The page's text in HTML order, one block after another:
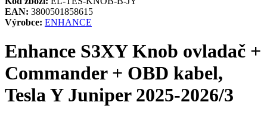
EAN: 3800501858615
Výrobce: ENHANCE
Enhance S3XY Knob ovladač +
Commander + OBD kabel,
Tesla Y Juniper 2025-2026/3